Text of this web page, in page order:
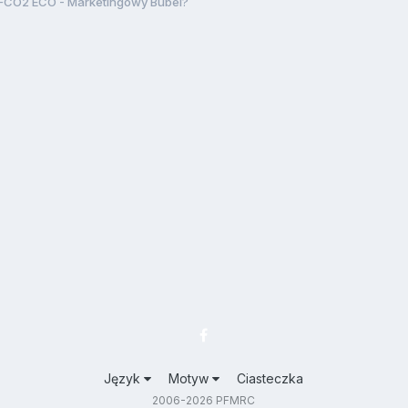
Język Motyw Ciasteczka
2006-2026 PFMRC